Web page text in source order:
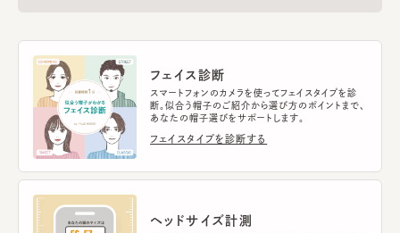
フェイス診断
スマートフォンのカメラを使ってフェイスタイプを診
断。似合う帽子のご紹介から選び方のポイントまで、
あなたの帽子選びをサポートします。
フェイスタイプを診断する
ヘッドサイズ計測